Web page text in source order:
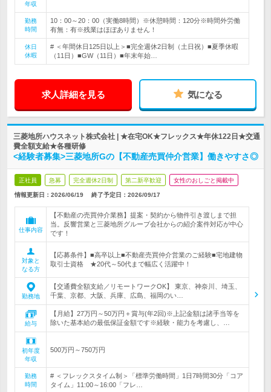
年収
勤務
時間
10：00～20：00（実働8時間）※休憩時間：120分※時間外労働
有無：有※残業はほぼありません！
休日
休暇
# ＜年間休日125日以上＞■完全週休2日制（土日祝）■夏季休暇
（11日）■GW（11日）■年末年始…
求人詳細を見る 気になる
三菱地所ハウスネット株式会社 | ★在宅OK★フレックス★年休122日★交通
費全額支給★各種研修
<経験者募集>三菱地所Gの【不動産売買仲介営業】働きやすさ◎
正社員 急募 完全週休2日制 第二新卒歓迎 女性のおしごと掲載中
情報更新日：2026/06/19 終了予定日： 2026/09/17
仕事内容
【不動産の売買仲介業務】提案・契約から物件引き渡しまで担
当。反響営業と三菱地所グループ会社からの紹介案件対応が中心
です！
対象と
なる方
【応募条件】■高卒以上■不動産売買仲介営業のご経験■宅地建物
取引士資格 ★20代～50代まで幅広く活躍中！
勤務地
【交通費全額支給／リモートワークOK】 東京、神奈川、埼玉、
千葉、京都、大阪、兵庫、広島、福岡のい…
給与
【月給】27万円～50万円＋賞与(年2回)※上記金額は諸手当等を
除いた基本給の最低保証金額です※経験・能力を考慮し、…
初年度
年収
500万円～750万円
勤務
時間
# ＜フレックスタイム制＞「標準労働時間」1日7時間30分「コア
タイム」11:00～16:00「フレ…